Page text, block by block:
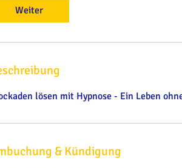
.
Weiter
lösen mit Hypnose - Ein Leben
& Kündigung